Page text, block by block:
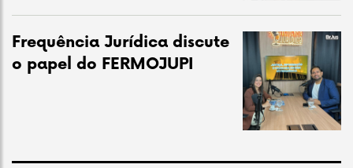
Frequência Jurídica discute
o papel do FERMOJUPI